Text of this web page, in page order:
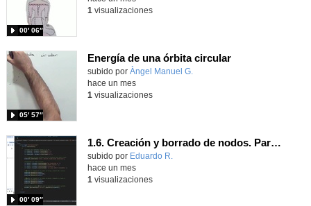
00′ 06″
1 visualizaciones
Energía de una órbita circular
Contenido educativo.
subido por Àngel Manuel G.
05′ 57″
hace un mes
1 visualizaciones
1.6. Creación y borrado de nodos. Parte 2.
Contenido educativo.
subido por Eduardo R.
00′ 09″
hace un mes
1 visualizaciones